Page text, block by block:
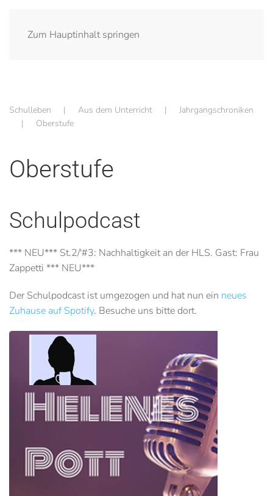
Zum Hauptinhalt springen
Schulleben Aus dem Unterricht
Jahrgangschroniken
Oberstufe
Oberstufe
Schulpodcast
*** NEU*** St.2/'#3: Nachhaltigkeit an der HLS. Gast: Frau
Zappetti *** NEU***
Der Schulpodcast ist umgezogen und hat nun ein neues
Zuhause auf Spotify. Besuche uns bitte dort.